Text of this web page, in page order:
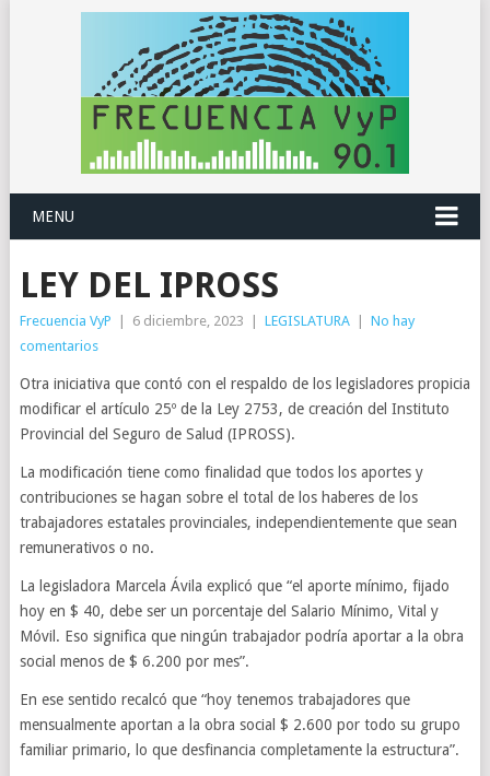
MENU
LEY DEL IPROSS
Frecuencia VyP 6 diciembre, 2023 LEGISLATURA
No hay
comentarios
Otra iniciativa que contó con el respaldo de los legisladores propicia
modificar el artículo 25º de la Ley 2753, de creación del Instituto
Provincial del Seguro de Salud (IPROSS).
La modificación tiene como finalidad que todos los aportes y
contribuciones se hagan sobre el total de los haberes de los
trabajadores estatales provinciales, independientemente que sean
remunerativos o no.
La legisladora Marcela Ávila explicó que “el aporte mínimo, fijado
hoy en $ 40, debe ser un porcentaje del Salario Mínimo, Vital y
Móvil. Eso significa que ningún trabajador podría aportar a la obra
social menos de $ 6.200 por mes”.
En ese sentido recalcó que “hoy tenemos trabajadores que
mensualmente aportan a la obra social $ 2.600 por todo su grupo
familiar primario, lo que desfinancia completamente la estructura”.